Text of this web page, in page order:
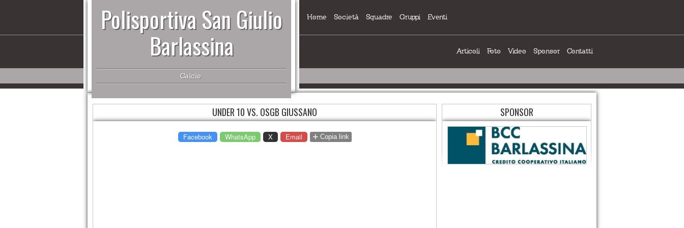
Polisportiva San Giulio
Barlassina
Calcio
Home Società Squadre Gruppi Eventi
Articoli Foto Video Sponsor Contatti
SPONSOR
UNDER 10 VS. OSGB GIUSSANO
Facebook WhatsApp X Email + Copia link